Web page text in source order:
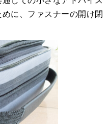
に、ファスナーの開け閉